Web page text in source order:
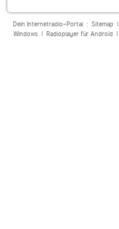
Dein Internetradio-Portal : Sitemap|
Windows| Radioplayer für Android|